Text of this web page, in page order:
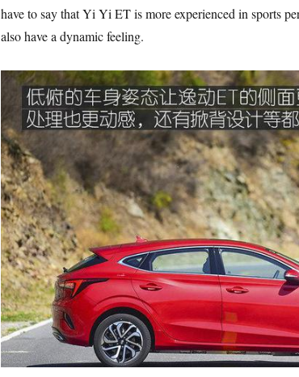
have to say that Yi Yi ET is more experienced in sports
also have a dynamic feeling.